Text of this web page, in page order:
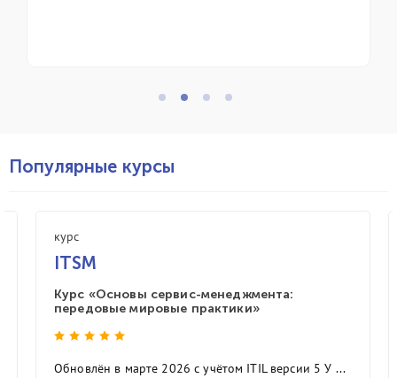
Популярные курсы
курс
ITSM
Курс «Основы сервис-менеджмента:
передовые мировые практики»
Обновлён в марте 2026 с учётом ITIL версии 5 У ...